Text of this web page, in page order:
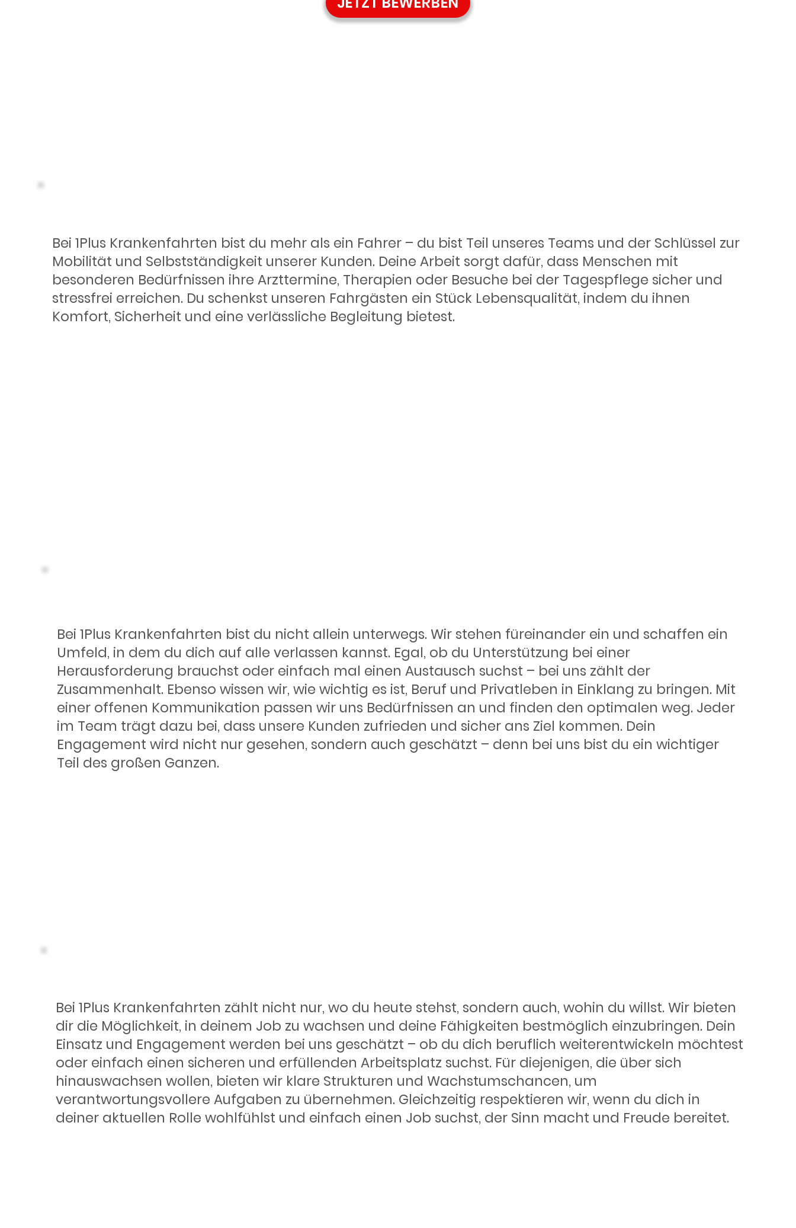
Weil deine Arbeit hier wirklich
zählt
Bei 1Plus Krankenfahrten bist du mehr als ein Fahrer – du bist Teil unseres Teams und der Schlüssel zur
Mobilität und Selbstständigkeit unserer Kunden. Deine Arbeit sorgt dafür, dass Menschen mit
besonderen Bedürfnissen ihre Arzttermine, Therapien oder Besuche bei der Tagespflege sicher und
stressfrei erreichen. Du schenkst unseren Fahrgästen ein Stück Lebensqualität, indem du ihnen
Komfort, Sicherheit und eine verlässliche Begleitung bietest.
Bei 1Plus Krankenfahrten bist du nicht allein unterwegs. Wir stehen füreinander ein und schaffen ein
Umfeld, in dem du dich auf alle verlassen kannst. Egal, ob du Unterstützung bei einer
Herausforderung brauchst oder einfach mal einen Austausch suchst – bei uns zählt der
Zusammenhalt. Ebenso wissen wir, wie wichtig es ist, Beruf und Privatleben in Einklang zu bringen. Mit
einer offenen Kommunikation passen wir uns Bedürfnissen an und finden den optimalen weg. Jeder
im Team trägt dazu bei, dass unsere Kunden zufrieden und sicher ans Ziel kommen. Dein
Engagement wird nicht nur gesehen, sondern auch geschätzt – denn bei uns bist du ein wichtiger
Teil des großen Ganzen.
Deine Entwicklung
Bei 1Plus Krankenfahrten zählt nicht nur, wo du heute stehst, sondern auch, wohin du willst. Wir bieten
dir die Möglichkeit, in deinem Job zu wachsen und deine Fähigkeiten bestmöglich einzubringen. Dein
Einsatz und Engagement werden bei uns geschätzt – ob du dich beruflich weiterentwickeln möchtest
oder einfach einen sicheren und erfüllenden Arbeitsplatz suchst. Für diejenigen, die über sich
hinauswachsen wollen, bieten wir klare Strukturen und Wachstumschancen, um
verantwortungsvollere Aufgaben zu übernehmen. Gleichzeitig respektieren wir, wenn du dich in
deiner aktuellen Rolle wohlfühlst und einfach einen Job suchst, der Sinn macht und Freude bereitet.